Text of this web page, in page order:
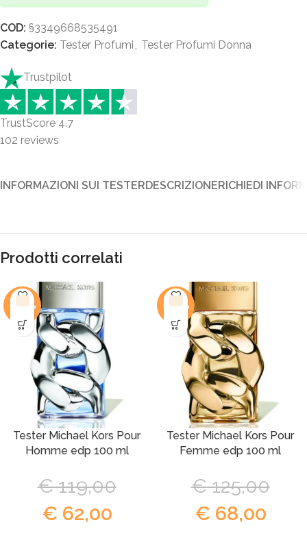
COD: §3349668535491
Categorie: Tester Profumi Tester Profumi Donna
Trustpilot
TrustScore 4.7
102 reviews
INFORMAZIONI SUI TESTERDESCRIZIONERICHIEDI
Prodotti correlati
-48%
Tester Michael Kors Pour
Homme edp 100 ml
€119,00
€ 62,00
-46%
Tester Michael Kors Pour
Femme edp 100 ml
€125,00
€ 68,00